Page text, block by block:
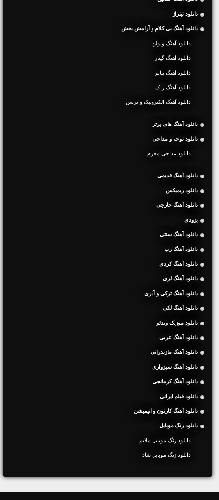
دانلود تیتراژ
دانلود آهنگ بی کلام و آرامش بخش
دانلود آهنگ ویولن
دانلود آهنگ گیتار
دانلود آهنگ پیانو
دانلود آهنگ راک
دانلود آهنگ الکترونیک و ترنس
دانلود آهنگ های برتر
دانلود نوحه و مداحی
دانلود مداحی محرم
دانلود آهنگ قدیمی
دانلود ریمیکس
دانلود آهنگ خارجی
بزودی
دانلود آهنگ سنتی
دانلود آهنگ رپ
دانلود آهنگ کردی
دانلود آهنگ لری
دانلود آهنگ ترکی و آذری
دانلود آهنگ لکی
دانلود موزیک ویدئو
دانلود آهنگ عربی
دانلود آهنگ مازندرانی
دانلود آهنگ سبزواری
دانلود آهنگ کرمانجی
دانلود فیلم ایرانی
دانلود آهنگ کارتون و انیمیشن
دانلود زنگ موبایل
دانلود زنگ موبایل ملایم
دانلود زنگ موبایل شاد